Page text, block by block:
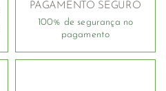
PAGAMENTO SEGURO
100% de segurança no
pagamento